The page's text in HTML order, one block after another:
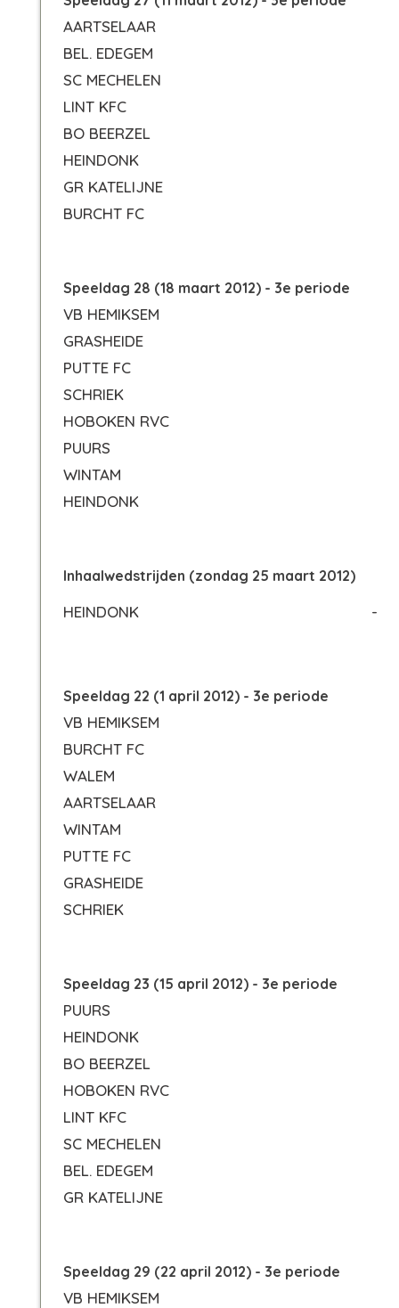
AARTSELAAR
BEL. EDEGEM
SC MECHELEN
LINT KFC
BO BEERZEL
HEINDONK
GR KATELIJNE
BURCHT FC
Speeldag 28 (18 maart 2012) - 3e periode
VB HEMIKSEM
GRASHEIDE
PUTTE FC
SCHRIEK
HOBOKEN RVC
PUURS
WINTAM
HEINDONK
Inhaalwedstrijden (zondag 25 maart 2012)
HEINDONK -
Speeldag 22 (1 april 2012) - 3e periode
VB HEMIKSEM
BURCHT FC
WALEM
AARTSELAAR
WINTAM
PUTTE FC
GRASHEIDE
SCHRIEK
Speeldag 23 (15 april 2012) - 3e periode
PUURS
HEINDONK
BO BEERZEL
HOBOKEN RVC
LINT KFC
SC MECHELEN
BEL. EDEGEM
GR KATELIJNE
Speeldag 29 (22 april 2012) - 3e periode
VB HEMIKSEM